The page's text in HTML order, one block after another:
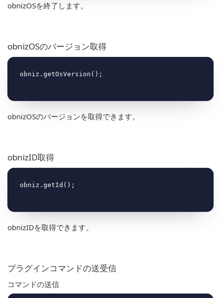
obnizOSを終了します。
obnizOSのバージョン取得
obnizOSのバージョンを取得できます。
obnizID取得
obnizIDを取得できます。
プラグインコマンドの送受信
コマンドの送信